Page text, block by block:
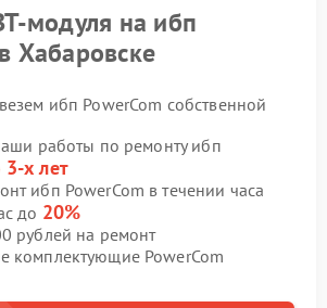
модуля на ибп
Хабаровске
ибп PowerCom собственной
работы по ремонту ибп
3-х лет
ибп PowerCom в течении часа
до 20%
рублей на ремонт
комплектующие PowerCom